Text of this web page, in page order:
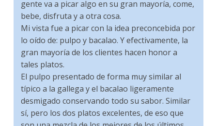
gente va a picar algo en su gran mayoría, come,
bebe, disfruta y a otra cosa.
Mi vista fue a picar con la idea preconcebida por
lo oído de: pulpo y bacalao. Y efectivamente, la
gran mayoría de los clientes hacen honor a
tales platos.
El pulpo presentado de forma muy similar al
típico a la gallega y el bacalao ligeramente
desmigado conservando todo su sabor. Similar
sí, pero los dos platos excelentes, de eso que